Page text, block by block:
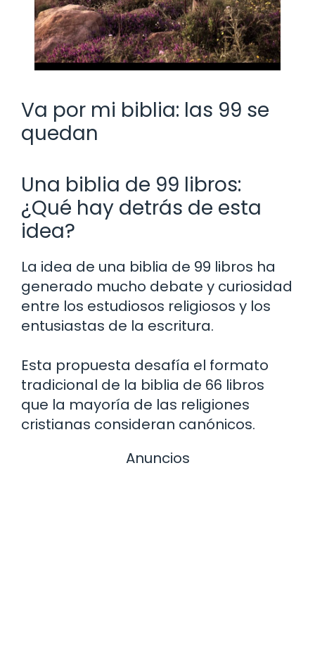
Va por mi biblia: las 99 se
quedan
Una biblia de 99 libros:
¿Qué hay detrás de esta
idea?
La idea de una biblia de 99 libros ha
generado mucho debate y curiosidad
entre los estudiosos religiosos y los
entusiastas de la escritura.
Esta propuesta desafía el formato
tradicional de la biblia de 66 libros
que la mayoría de las religiones
cristianas consideran canónicos.
Anuncios